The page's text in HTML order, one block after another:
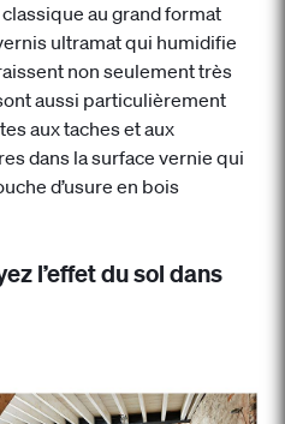
au grand format
ultramat qui humidifie
non seulement très
aussi particulièrement
aux taches et aux
dans la surface vernie qui
d’usure en bois
l’effet du sol dans